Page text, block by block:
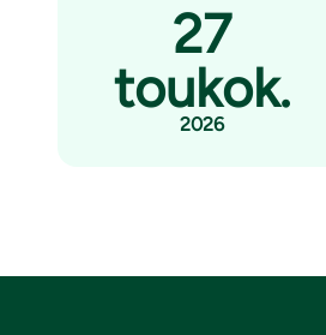
27
toukok.
2026